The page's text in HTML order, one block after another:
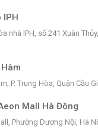
nhà IPH, số 241 Xuân
P. Trung Hòa, Quận Cầu
Mall Hà Đông
Phường Dương Nội, Hà